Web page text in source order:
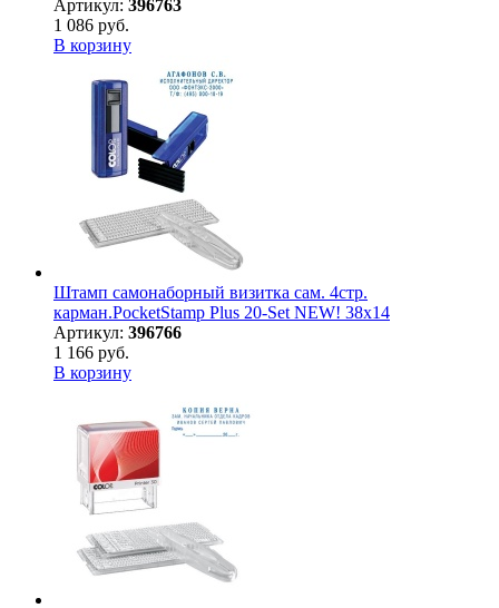
Артикул: 396763
1 086 руб.
В корзину
Штамп самонаборный визитка сам. 4стр.
карман.PocketStamp Plus 20-Set NEW! 38х14
Артикул: 396766
1 166 руб.
В корзину